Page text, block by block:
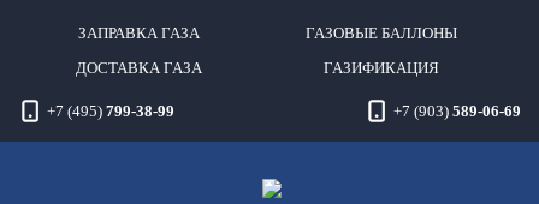
ЗАПРАВКА ГАЗА ГАЗОВЫЕ БАЛЛОНЫ
ДОСТАВКА ГАЗА ГАЗИФИКАЦИЯ
+7 (495) 799-38-99 +7 (903) 589-06-69